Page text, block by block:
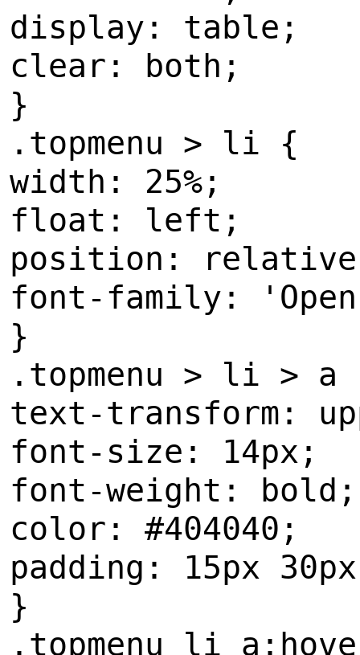
display: table;
clear: both;
}
.topmenu > li {
width: 25%;
float: left;
position:
font-family:
}
.topmenu > li > a
text-transform:
font-size: 14px;
font-weight: bold;
color: #404040;
padding: 15px
}
.topmenu li